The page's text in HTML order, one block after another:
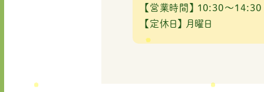
【営業時間】
10:30～
【定休日】
月曜日